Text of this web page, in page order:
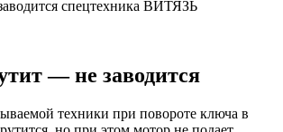
— не заводится
техники при повороте ключа в